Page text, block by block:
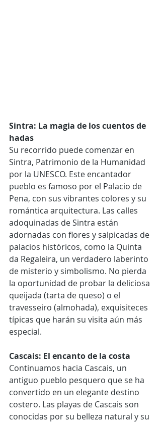
Sintra: La magia de los cuentos de
hadas
Su recorrido puede comenzar en
Sintra, Patrimonio de la Humanidad
por la UNESCO. Este encantador
pueblo es famoso por el Palacio de
Pena, con sus vibrantes colores y su
romántica arquitectura. Las calles
adoquinadas de Sintra están
adornadas con flores y salpicadas de
palacios históricos, como la Quinta
da Regaleira, un verdadero laberinto
de misterio y simbolismo. No pierda
la oportunidad de probar la deliciosa
queijada (tarta de queso) o el
travesseiro (almohada), exquisiteces
típicas que harán su visita aún más
especial.
Cascais: El encanto de la costa
Continuamos hacia Cascais, un
antiguo pueblo pesquero que se ha
convertido en un elegante destino
costero. Las playas de Cascais son
conocidas por su belleza natural y su